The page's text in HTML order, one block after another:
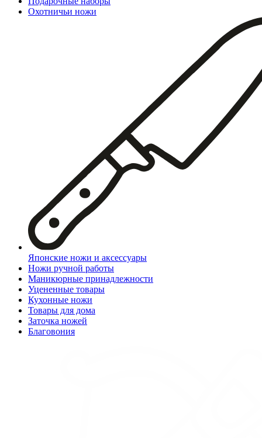
Охотничьи ножи
Японские ножи и аксессуары
Ножи ручной работы
Маникюрные принадлежности
Уцененные товары
Кухонные ножи
Товары для дома
Заточка ножей
Благовония